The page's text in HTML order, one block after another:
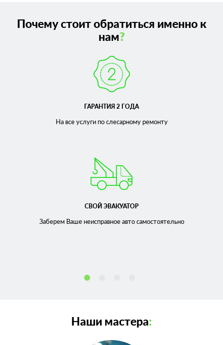
Почему стоит обратиться именно к
нам?
ГАРАНТИЯ 2 ГОДА
На все услуги по слесарномуремонту
СВОЙ ЭВАКУАТОР
Заберем Ваше неисправноеавто самостоятельно
Наши мастера: